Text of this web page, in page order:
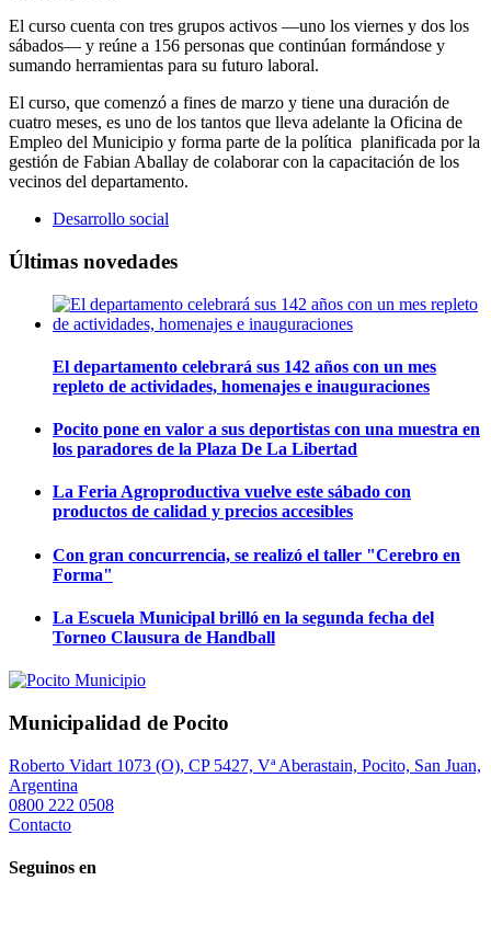
El curso cuenta con tres grupos activos —uno los viernes y dos los
sábados— y reúne a 156 personas que continúan formándose y
sumando herramientas para su futuro laboral.
El curso, que comenzó a fines de marzo y tiene una duración de
cuatro meses, es uno de los tantos que lleva adelante la Oficina de
Empleo del Municipio y forma parte de la política planificada por la
gestión de Fabian Aballay de colaborar con la capacitación de los
vecinos del departamento.
Desarrollo social
Últimas novedades
El departamento celebrará sus 142 años con un mes
repleto de actividades, homenajes e inauguraciones
Pocito pone en valor a sus deportistas con una muestra en
los paradores de la Plaza De La Libertad
La Feria Agroproductiva vuelve este sábado con
productos de calidad y precios accesibles
Con gran concurrencia, se realizó el taller "Cerebro en
Forma"
La Escuela Municipal brilló en la segunda fecha del
Torneo Clausura de Handball
Municipalidad de Pocito
Roberto Vidart 1073 (O), CP 5427, Vª Aberastain, Pocito, San Juan,
Argentina
0800 222 0508
Contacto
Seguinos en